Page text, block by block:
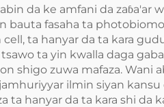
da ke amfani da zaɓa'ar
bauta fasaha ta
ta hanyar da ta kara
ta yin kwalla daga
shigo zuwa mafaza. Wani
ilmin siyan
ta hanyar da ta kara shi